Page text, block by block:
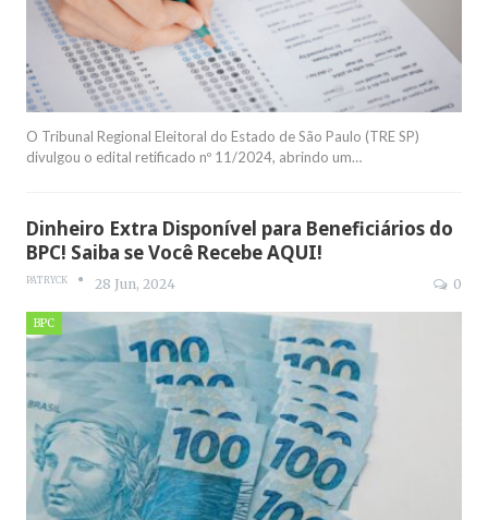
O Tribunal Regional Eleitoral do Estado de São Paulo (TRE SP)
divulgou o edital retificado nº 11/2024, abrindo um…
Dinheiro Extra Disponível para Beneficiários do
BPC! Saiba se Você Recebe AQUI!
PATRYCK 28 Jun, 2024 0
BPC